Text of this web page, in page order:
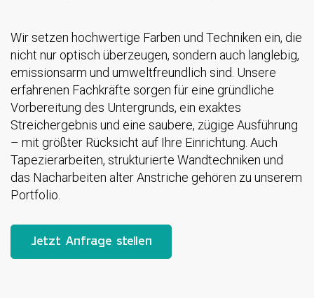
Wir setzen hochwertige Farben und Techniken ein, die
nicht nur optisch überzeugen, sondern auch langlebig,
emissionsarm und umweltfreundlich sind. Unsere
erfahrenen Fachkräfte sorgen für eine gründliche
Vorbereitung des Untergrunds, ein exaktes
Streichergebnis und eine saubere, zügige Ausführung
– mit größter Rücksicht auf Ihre Einrichtung. Auch
Tapezierarbeiten, strukturierte Wandtechniken und
das Nacharbeiten alter Anstriche gehören zu unserem
Portfolio.
Jetzt Anfrage stellen